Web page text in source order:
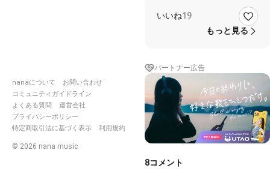
nanaについて
お問い合わせ
コミュニティガイドライン
よくある質問
運営会社
プライバシーポリシー
特定商取引法に基づく表示
利用規約
© 2026 nana music
92さん遅くなりました💦
やっぱり92さんの好きな
尾崎豊さんでした
✨✨✨✨✨
お誕生日おめでとう🎉🎂🎉
🎂🎉🎂🎉
.∧＿∧ ∧
ω･*)
いいね19
もっと見る
パートナー広告
8コメント